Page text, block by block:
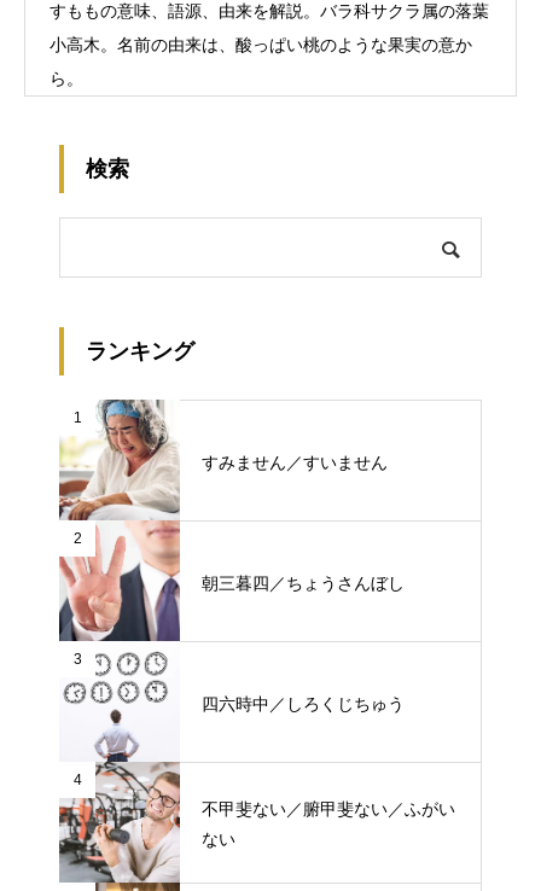
すももの意味、語源、由来を解説。バラ科サクラ属の落葉
小高木。名前の由来は、酸っぱい桃のような果実の意か
ら。
検索
ランキング
1
すみません／すいません
2
朝三暮四／ちょうさんぼし
3
四六時中／しろくじちゅう
4
不甲斐ない／腑甲斐ない／ふがい
ない